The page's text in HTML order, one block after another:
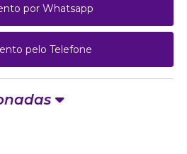
por Whatsapp
pelo Telefone